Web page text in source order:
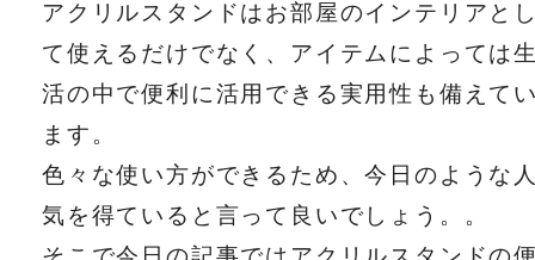
アクリルスタンドはお部屋のインテリアと
て使えるだけでなく、アイテムによっては
活の中で便利に活用できる実用性も備えて
ます。
色々な使い方ができるため、今日のような
気を得ていると言って良いでしょう。。